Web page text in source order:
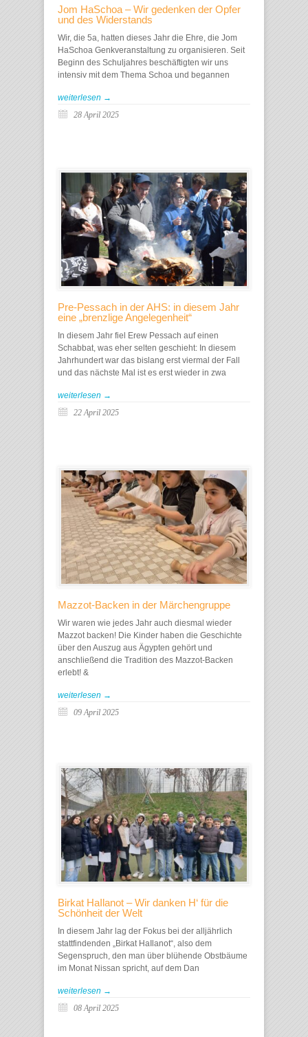
Jom HaSchoa – Wir gedenken der Opfer
und des Widerstands
Wir, die 5a, hatten dieses Jahr die Ehre, die Jom
HaSchoa Genkveranstaltung zu organisieren. Seit
Beginn des Schuljahres beschäftigten wir uns
intensiv mit dem Thema Schoa und begannen
weiterlesen →
28 April 2025
Pre-Pessach in der AHS: in diesem Jahr
eine „brenzlige Angelegenheit“
In diesem Jahr fiel Erew Pessach auf einen
Schabbat, was eher selten geschieht: In diesem
Jahrhundert war das bislang erst viermal der Fall
und das nächste Mal ist es erst wieder in zwa
weiterlesen →
22 April 2025
Mazzot-Backen in der Märchengruppe
Wir waren wie jedes Jahr auch diesmal wieder
Mazzot backen! Die Kinder haben die Geschichte
über den Auszug aus Ägypten gehört und
anschließend die Tradition des Mazzot-Backen
erlebt! &
weiterlesen →
09 April 2025
Birkat HaIlanot – Wir danken H‘ für die
Schönheit der Welt
In diesem Jahr lag der Fokus bei der alljährlich
stattfindenden „Birkat HaIlanot“, also dem
Segenspruch, den man über blühende Obstbäume
im Monat Nissan spricht, auf dem Dan
weiterlesen →
08 April 2025